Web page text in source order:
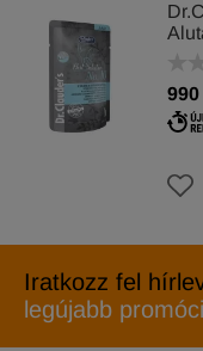
990
Iratkozz fel
legújabb